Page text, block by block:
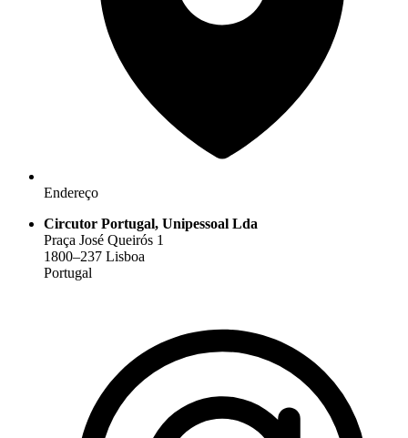
Endereço
Circutor Portugal, Unipessoal Lda
Praça José Queirós 1
1800–237 Lisboa
Portugal